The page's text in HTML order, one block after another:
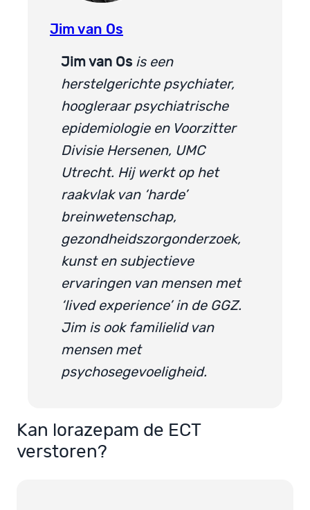
Jim van Os
Jim van Os is een
herstelgerichte psychiater,
hoogleraar psychiatrische
epidemiologie en Voorzitter
Divisie Hersenen, UMC
Utrecht. Hij werkt op het
raakvlak van ‘harde’
breinwetenschap,
gezondheidszorgonderzoek,
kunst en subjectieve
ervaringen van mensen met
‘lived experience’ in de GGZ.
Jim is ook familielid van
mensen met
psychosegevoeligheid.
Kan lorazepam de ECT
verstoren?